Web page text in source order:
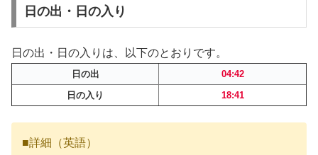
日の出・日の入り
日の出・日の入りは、以下のとおりです。
日の出
04:42
日の入り
18:41
■詳細（英語）